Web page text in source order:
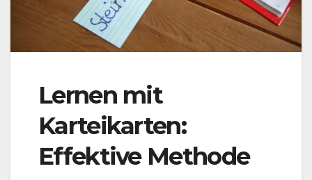
Lernen mit
Karteikarten:
Effektive Methode